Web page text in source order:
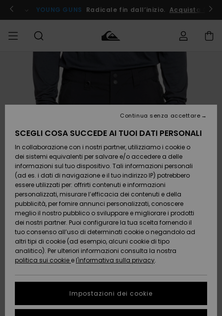
informazioni
prodotto
! YOUNG GUNS Radicale fin dall’inizio. Acquista Ora
Accessori
Calzature
e
infradito
Surf /
Acqua
Snow
BAMBINO
Accessori
Calzature
e
infradito
Surf /
Acqua
Neve
Nuovi
Da
Scoprire
Snow
SURF
Highlights
Comunità
SNOW
Shop
Snow
Shop
Donna
Da
Scoprire
OUTLET
Outlet
Donna
AIUTO &
CONTATTI
Pagamento
Buono regalo
Quiksilver
Freedom
Protezione
dei dati
Guida alle
SCEGLI COSA SUCCEDE AI TUOI DATI PERSONALI
In collaborazione con i nostri partner, utilizziamo i cookie o
dei sistemi equivalenti per salvare e/o accedere a delle
informazioni sul tuo dispositivo. Tali informazioni personali
(ad es. i dati di navigazione e il tuo indirizzo IP) potrebbero
essere utilizzati per: offrirti contenuti e informazioni
personalizzati, misurare l’efficacia dei contenuti e della
pubblicità, per fornire annunci personalizzati, conoscere
meglio il nostro pubblico o sviluppare e migliorare i prodotti
dei nostri partner. Puoi configurare la tua scelta fornendo il
tuo consenso all’uso di determinati cookie o negandolo ad
altri tipi di cookie (ad esempio, alcuni cookie di tipo
analitico). Per ulteriori informazioni consulta la nostra
politica sui cookie e l'informativa sulla privacy.
Impostazioni dei cookie
Continua senza accettare